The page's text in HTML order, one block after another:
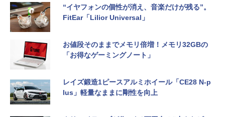
“イヤフォンの個性が消え、音楽だけが残る”。
FitEar「Lilior Universal」
お値段そのままでメモリ倍増！メモリ32GBの
「お得なゲーミングノート」
レイズ鍛造1ピースアルミホイール「CE28 N-p
lus」軽量なままに剛性を向上